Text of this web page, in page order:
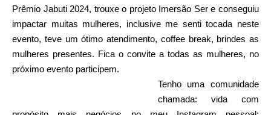
Prêmio Jabuti 2024, trouxe o projeto Imersão Ser e conseguiu
impactar muitas mulheres, inclusive me senti tocada neste
evento, teve um ótimo atendimento, coffee break, brindes as
mulheres presentes. Fica o convite a todas as mulheres, no
próximo evento participem.
Tenho uma comunidade
chamada: vida com